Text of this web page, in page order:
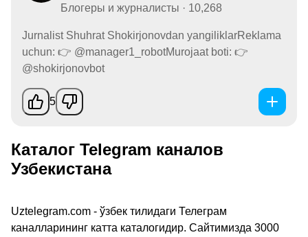
Блогеры и журналисты · 10,268
Jurnalist Shuhrat Shokirjonovdan yangiliklarReklama
uchun: 👉 @manager1_robotMurojaat boti: 👉
@shokirjonovbot
5
Каталог Telegram каналов
Узбекистана
Uztelegram.com - ўзбек тилидаги Телеграм
каналларининг катта каталогидир. Сайтимизда 3000